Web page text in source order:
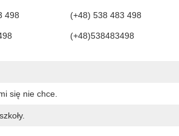
498 (+48) 538 483 498
(+48)538483498
się nie chce.